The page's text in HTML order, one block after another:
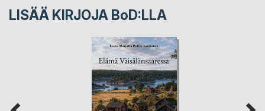
LISÄÄ KIRJOJA BoD:LLA